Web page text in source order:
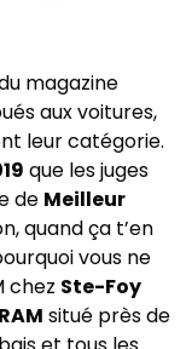
magazine
aux voitures,
leur catégorie.
que les juges
de Meilleur
, quand ça t’en
vous ne
chez Ste-Foy
situé près de